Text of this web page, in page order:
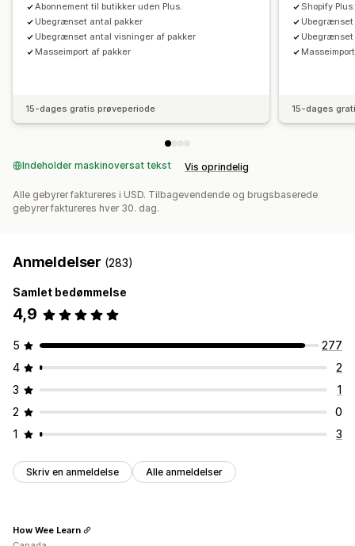
Abonnement til butikker uden Plus.
Ubegrænset antal pakker
Ubegrænset antal visninger af pakker
Masseimport af pakker
15-dages gratis prøveperiode
Shopify
15-dages
Indeholder maskinoversat tekst Vis oprindelig
Alle gebyrer faktureres i USD. Tilbagevendende og brugsbaserede
gebyrer faktureres hver 30. dag.
Anmeldelser (283)
Samlet bedømmelse
4,9
5
277
4
2
3
1
2
0
1
3
Skriv en anmeldelse Alle anmeldelser
How Wee Learn